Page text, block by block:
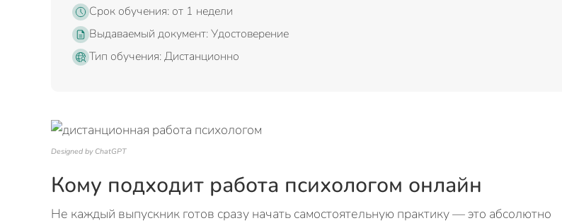
Срок обучения: от 1 недели
Выдаваемый документ: Удостоверение
Тип обучения: Дистанционно
Designed by ChatGPT
Кому подходит работа психологом онлайн
Не каждый выпускник готов сразу начать самостоятельную практику — это абсолютно